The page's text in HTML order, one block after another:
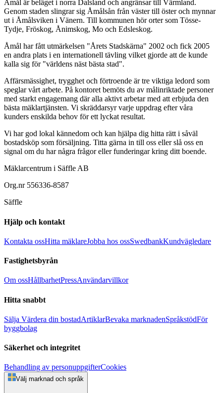
Åmål är beläget i norra Dalsland och angränsar till Värmland.
Genom staden slingrar sig Åmålsån från väster till öster och mynnar
ut i Åmålsviken i Vänern. Till kommunen hör orter som Tösse-
Tydje, Fröskog, Ånimskog, Mo och Edsleskog.
Åmål har fått utmärkelsen "Årets Stadskärna" 2002 och fick 2005
en andra plats i en internationell tävling vilket gjorde att de kunde
kalla sig för "världens näst bästa stad".
Affärsmässighet, trygghet och förtroende är tre viktiga ledord som
speglar vårt arbete. På kontoret bemöts du av målinriktade personer
med starkt engagemang där alla aktivt arbetar med att erbjuda den
bästa mäklartjänsten. Vi skräddarsyr varje uppdrag efter våra
kunders enskilda behov för ett lyckat resultat.
Vi har god lokal kännedom och kan hjälpa dig hitta rätt i såväl
bostadsköp som försäljning. Titta gärna in till oss eller slå oss en
signal om du har några frågor eller funderingar kring ditt boende.
Mäklarcentrum i Säffle AB
Org.nr 556336-8587
Säffle
Hjälp och kontakt
Kontakta ossHitta mäklareJobba hos ossSwedbankKundvägledare
Fastighetsbyrån
Om ossHållbarhetPressAnvändarvillkor
Hitta snabbt
Sälja Värdera din bostadArtiklarBevaka marknadenSpråkstödFör
byggbolag
Säkerhet och integritet
Behandling av personuppgifterCookies
Välj marknad och språk